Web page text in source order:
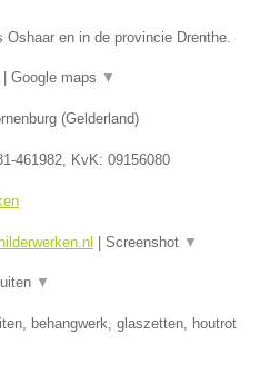
Oshaar en in de provincie Drenthe.
Google maps ▼
(Gelderland)
461982, KvK: 09156080
Screenshot ▼
▼
behangwerk, glaszetten, houtrot